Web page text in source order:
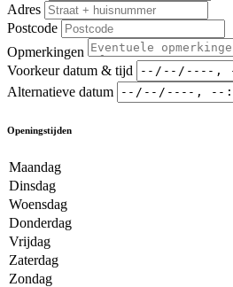
Adres
Postcode
Opmerkingen
Voorkeur datum & tijd
Alternatieve datum
Openingstijden
Maandag
Dinsdag
Woensdag
Donderdag
Vrijdag
Zaterdag
Zondag